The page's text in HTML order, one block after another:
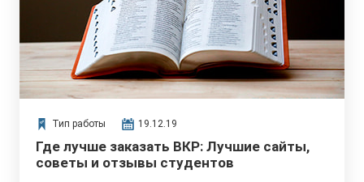
Тип работы 19.12.19
Где лучше заказать ВКР: Лучшие сайты,
советы и отзывы студентов